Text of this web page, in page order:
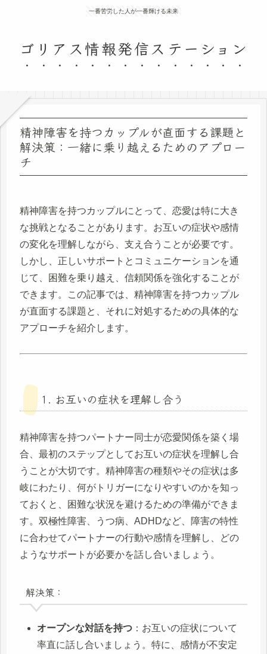
一番苦労した人が一番輝ける未来
ゴリアス情報発信ステーション
精神障害を持つカップルが直面する課題と
解決策：一緒に乗り越えるためのアプロー
チ
精神障害を持つカップルにとって、恋愛は特に大き
な挑戦となることがあります。お互いの症状や感情
の変化を理解しながら、支え合うことが必要です。
しかし、正しいサポートとコミュニケーションを通
じて、困難を乗り越え、信頼関係を強化することが
できます。この記事では、精神障害を持つカップル
が直面する課題と、それに対処するための具体的な
アプローチを紹介します。
1. お互いの症状を理解し合う
精神障害を持つパートナー同士が恋愛関係を築く場
合、最初のステップとしてお互いの症状を理解し合
うことが大切です。精神障害の種類やその症状は多
岐にわたり、何がトリガーになりやすいのかを知っ
ておくと、困難な状況を避けるための準備ができま
す。双極性障害、うつ病、ADHDなど、障害の特性
に合わせてパートナーの行動や感情を理解し、どの
ようなサポートが必要かを話し合いましょう。
解決策：
オープンな対話を持つ ：お互いの症状について
率直に話し合いましょう。特に、感情が不安定